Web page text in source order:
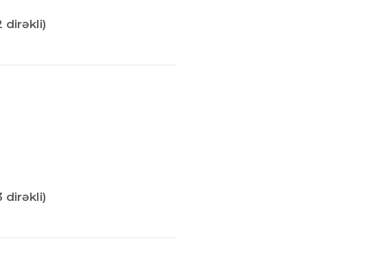
dirəkli)
dirəkli)